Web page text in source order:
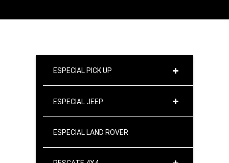
ESPECIAL PICK UP
ESPECIAL JEEP
ESPECIAL LAND ROVER